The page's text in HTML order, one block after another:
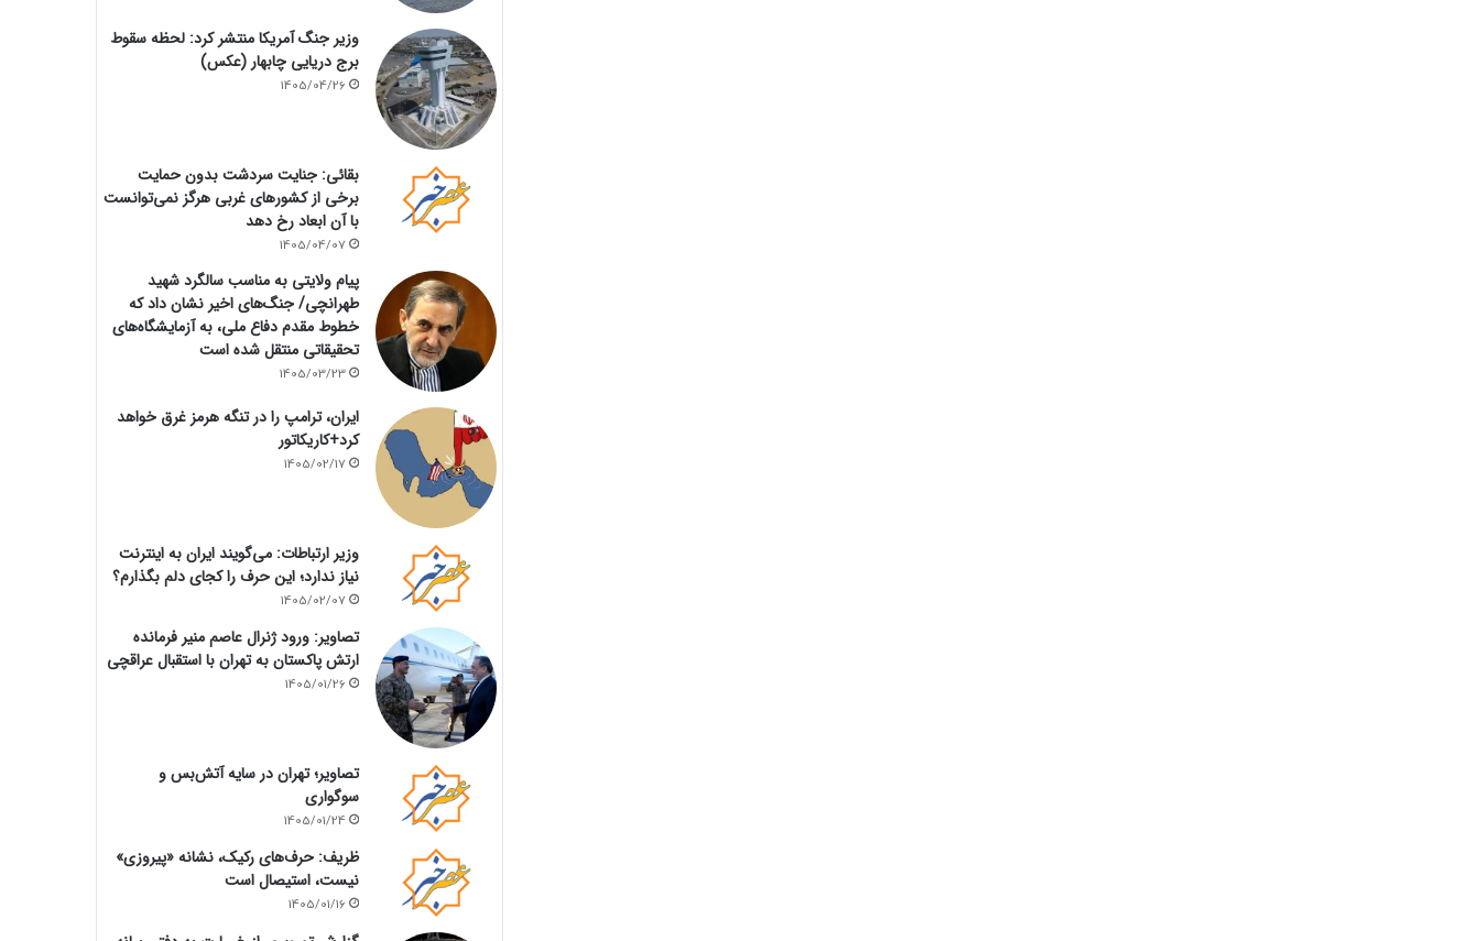
وزیر جنگ آمریکا منتشر کرد: لحظه سقوط
برج دریایی چابهار (عکس)
1405/04/26
بقائی: جنایت سردشت بدون حمایت
برخی از کشورهای غربی هرگز نمی‌توانست
با آن ابعاد رخ دهد
1405/04/07
پیام ولایتی به مناسب سالگرد شهید
طهرانچی/ جنگ‌های اخیر نشان داد که
خطوط مقدم دفاع ملی، به آزمایشگاه‌های
تحقیقاتی منتقل شده است
1405/03/23
ایران، ترامپ را در تنگه هرمز غرق خواهد
کرد+کاریکاتور
1405/02/17
وزیر ارتباطات: می‌گویند ایران به اینترنت
نیاز ندارد؛ این حرف را کجای دلم بگذارم؟
1405/02/07
تصاویر: ورود ژنرال عاصم منیر فرمانده
ارتش پاکستان به تهران با استقبال عراقچی
1405/01/26
تصاویر؛ تهران در سایه آتش‌بس و
سوگواری
1405/01/24
ظریف: حرف‌های رکیک، نشانه «پیروزی»
نیست، استیصال است
1405/01/16